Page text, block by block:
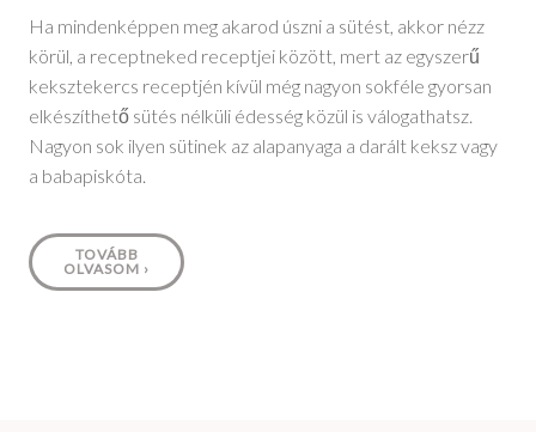
Ha mindenképpen meg akarod úszni a sütést, akkor nézz
körül, a receptneked receptjei között, mert az egyszerű
keksztekercs receptjén kívül még nagyon sokféle gyorsan
elkészíthető sütés nélküli édesség közül is válogathatsz.
Nagyon sok ilyen sütinek az alapanyaga a darált keksz vagy
a babapiskóta.
TOVÁBB
OLVASOM ›